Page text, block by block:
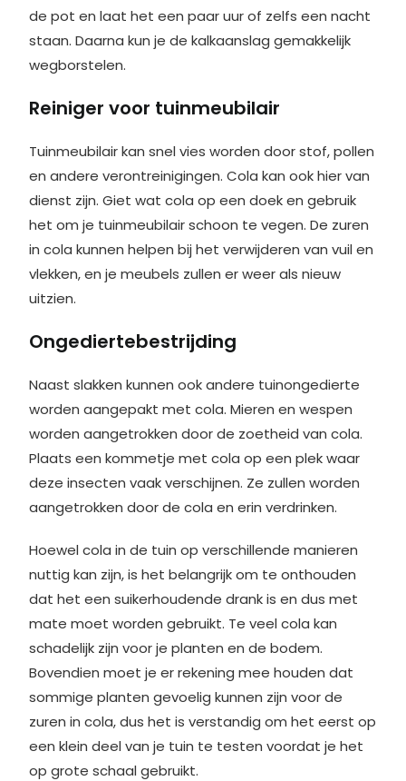
de pot en laat het een paar uur of zelfs een nacht
staan. Daarna kun je de kalkaanslag gemakkelijk
wegborstelen.
Reiniger voor tuinmeubilair
Tuinmeubilair kan snel vies worden door stof, pollen
en andere verontreinigingen. Cola kan ook hier van
dienst zijn. Giet wat cola op een doek en gebruik
het om je tuinmeubilair schoon te vegen. De zuren
in cola kunnen helpen bij het verwijderen van vuil en
vlekken, en je meubels zullen er weer als nieuw
uitzien.
Ongediertebestrijding
Naast slakken kunnen ook andere tuinongedierte
worden aangepakt met cola. Mieren en wespen
worden aangetrokken door de zoetheid van cola.
Plaats een kommetje met cola op een plek waar
deze insecten vaak verschijnen. Ze zullen worden
aangetrokken door de cola en erin verdrinken.
Hoewel cola in de tuin op verschillende manieren
nuttig kan zijn, is het belangrijk om te onthouden
dat het een suikerhoudende drank is en dus met
mate moet worden gebruikt. Te veel cola kan
schadelijk zijn voor je planten en de bodem.
Bovendien moet je er rekening mee houden dat
sommige planten gevoelig kunnen zijn voor de
zuren in cola, dus het is verstandig om het eerst op
een klein deel van je tuin te testen voordat je het
op grote schaal gebruikt.